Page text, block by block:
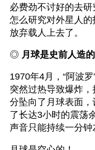
必费劲不讨好的去
怎么研究对外星人
放弃载人上去了。
◎ 月球是史前人造的
1970年4月，“阿波
突然过热导致爆炸
分坠向了月球表面，
了长达3小时的震荡
声音只能持续一分钟